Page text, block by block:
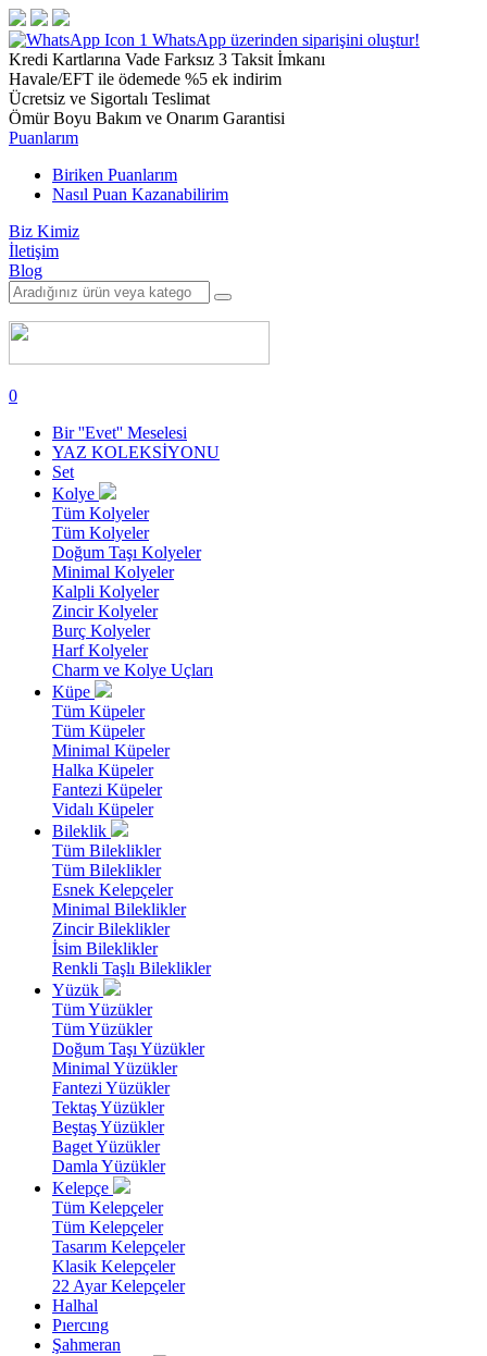
1 WhatsApp üzerinden siparişini oluştur!
Kredi Kartlarına Vade Farksız 3 Taksit İmkanı
Havale/EFT ile ödemede %5 ek indirim
Ücretsiz ve Sigortalı Teslimat
Ömür Boyu Bakım ve Onarım Garantisi
Puanlarım
Biriken Puanlarım
Nasıl Puan Kazanabilirim
Biz Kimiz
İletişim
Blog
0
Bir ''Evet'' Meselesi
YAZ KOLEKSİYONU
Set
Kolye
Tüm Kolyeler
Tüm Kolyeler
Doğum Taşı Kolyeler
Minimal Kolyeler
Kalpli Kolyeler
Zincir Kolyeler
Burç Kolyeler
Harf Kolyeler
Charm ve Kolye Uçları
Küpe
Tüm Küpeler
Tüm Küpeler
Minimal Küpeler
Halka Küpeler
Fantezi Küpeler
Vidalı Küpeler
Bileklik
Tüm Bileklikler
Tüm Bileklikler
Esnek Kelepçeler
Minimal Bileklikler
Zincir Bileklikler
İsim Bileklikler
Renkli Taşlı Bileklikler
Yüzük
Tüm Yüzükler
Tüm Yüzükler
Doğum Taşı Yüzükler
Minimal Yüzükler
Fantezi Yüzükler
Tektaş Yüzükler
Beştaş Yüzükler
Baget Yüzükler
Damla Yüzükler
Kelepçe
Tüm Kelepçeler
Tüm Kelepçeler
Tasarım Kelepçeler
Klasik Kelepçeler
22 Ayar Kelepçeler
Halhal
Pıercıng
Şahmeran